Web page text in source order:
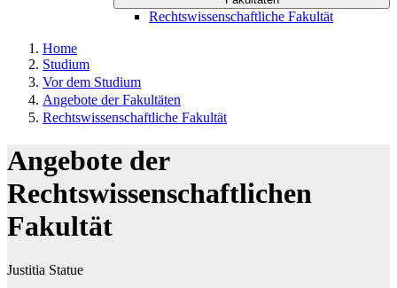
Rechtswissenschaftliche Fakultät
Home
Studium
Vor dem Studium
Angebote der Fakultäten
Rechtswissenschaftliche Fakultät
Angebote der
Rechtswissenschaftlichen
Fakultät
Justitia Statue